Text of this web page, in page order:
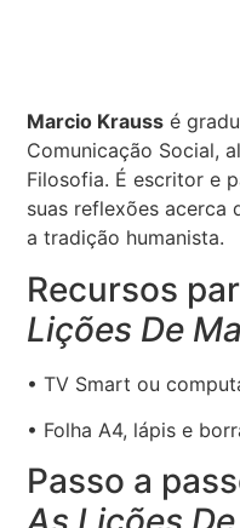
Marcio Krauss é
Comunicação Social,
Filosofia. É escritor e
suas reflexões acerca
a tradição humanista.
Recursos
Lições De
• TV Smart ou
• Folha A4, lápis e
Passo a